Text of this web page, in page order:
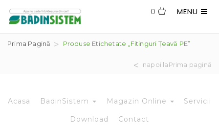
MENU
0
Prima Pagină Produse Etichetate „fitinguri Țeavă PE”
Inapoi laPrima pagină
Acasa BadinSistem Magazin Online Servicii
Download Contact